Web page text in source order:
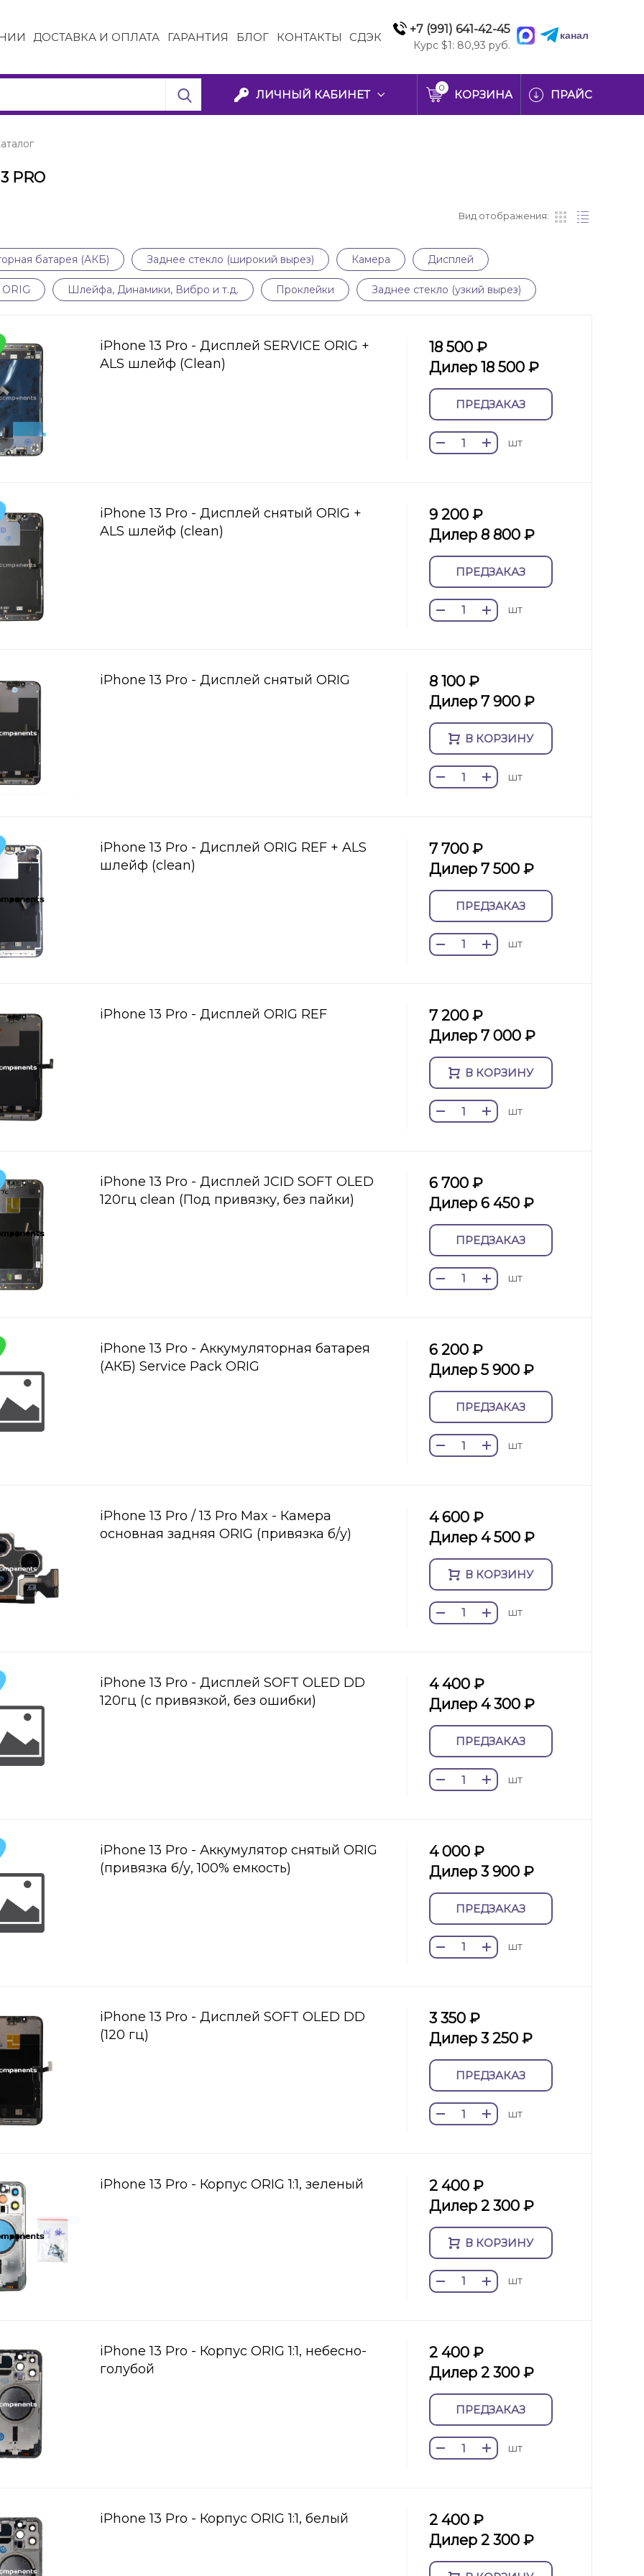
ДОСТАВКА И ОПЛАТА ГАРАНТИЯ БЛОГ КОНТАКТЫ СДЭК
+7 (991) 641-42-45
Курс $1: 80,93 руб.
канал
ЛИЧНЫЙ КАБИНЕТ
0
КОРЗИНА ПРАЙС
PRO
Вид отображения:
батарея (АКБ) Заднее стекло (широкий вырез) Камера Дисплей
ORIG Шлейфа, Динамики, Вибро и т.д. Проклейки Заднее стекло (узкий вырез)
iPhone 13 Pro - Дисплей SERVICE ORIG +
ALS шлейф (Clean)
18 500 ₽
Дилер 18 500 ₽
ПРЕДЗАКАЗ
шт
iPhone 13 Pro - Дисплей снятый ORIG +
ALS шлейф (clean)
9 200 ₽
Дилер 8 800 ₽
ПРЕДЗАКАЗ
шт
iPhone 13 Pro - Дисплей снятый ORIG
8 100 ₽
Дилер 7 900 ₽
В КОРЗИНУ
шт
iPhone 13 Pro - Дисплей ORIG REF + ALS
шлейф (clean)
7 700 ₽
Дилер 7 500 ₽
ПРЕДЗАКАЗ
шт
iPhone 13 Pro - Дисплей ORIG REF
7 200 ₽
Дилер 7 000 ₽
В КОРЗИНУ
шт
iPhone 13 Pro - Дисплей JCID SOFT OLED
120гц clean (Под привязку, без пайки)
6 700 ₽
Дилер 6 450 ₽
ПРЕДЗАКАЗ
шт
iPhone 13 Pro - Аккумуляторная батарея
(АКБ) Service Pack ORIG
6 200 ₽
Дилер 5 900 ₽
ПРЕДЗАКАЗ
шт
iPhone 13 Pro / 13 Pro Max - Камера
основная задняя ORIG (привязка б/у)
4 600 ₽
Дилер 4 500 ₽
В КОРЗИНУ
шт
iPhone 13 Pro - Дисплей SOFT OLED DD
120гц (с привязкой, без ошибки)
4 400 ₽
Дилер 4 300 ₽
ПРЕДЗАКАЗ
шт
iPhone 13 Pro - Аккумулятор снятый ORIG
(привязка б/у, 100% емкость)
4 000 ₽
Дилер 3 900 ₽
ПРЕДЗАКАЗ
шт
iPhone 13 Pro - Дисплей SOFT OLED DD
(120 гц)
3 350 ₽
Дилер 3 250 ₽
ПРЕДЗАКАЗ
шт
iPhone 13 Pro - Корпус ORIG 1:1, зеленый
2 400 ₽
Дилер 2 300 ₽
В КОРЗИНУ
шт
iPhone 13 Pro - Корпус ORIG 1:1, небесно-
голубой
2 400 ₽
Дилер 2 300 ₽
ПРЕДЗАКАЗ
шт
iPhone 13 Pro - Корпус ORIG 1:1, белый
2 400 ₽
Дилер 2 300 ₽